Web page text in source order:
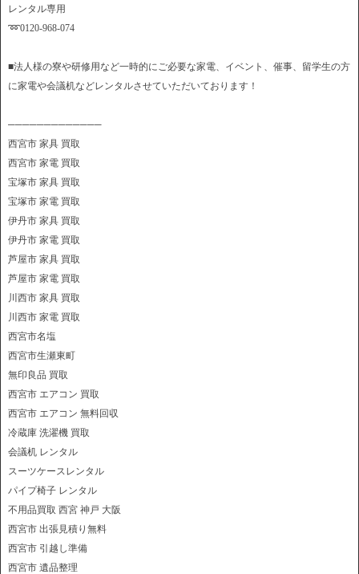
レンタル専用
➿0120-968-074
■法人様の寮や研修用など一時的にご必要な家電、イベント、催事、留学生の方
に家電や会議机などレンタルさせていただいております！
─────────────
西宮市 家具 買取
西宮市 家電 買取
宝塚市 家具 買取
宝塚市 家電 買取
伊丹市 家具 買取
伊丹市 家電 買取
芦屋市 家具 買取
芦屋市 家電 買取
川西市 家具 買取
川西市 家電 買取
西宮市名塩
西宮市生瀬東町
無印良品 買取
西宮市 エアコン 買取
西宮市 エアコン 無料回収
冷蔵庫 洗濯機 買取
会議机 レンタル
スーツケースレンタル
パイプ椅子 レンタル
不用品買取 西宮 神戸 大阪
西宮市 出張見積り無料
西宮市 引越し準備
西宮市 遺品整理